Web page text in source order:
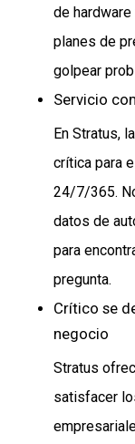
de
planes de
golpear
Servicio
En Stratus,
crítica para
24/7/365.
datos de
para
pregunta.
Crítico se
negocio
Stratus
satisfacer